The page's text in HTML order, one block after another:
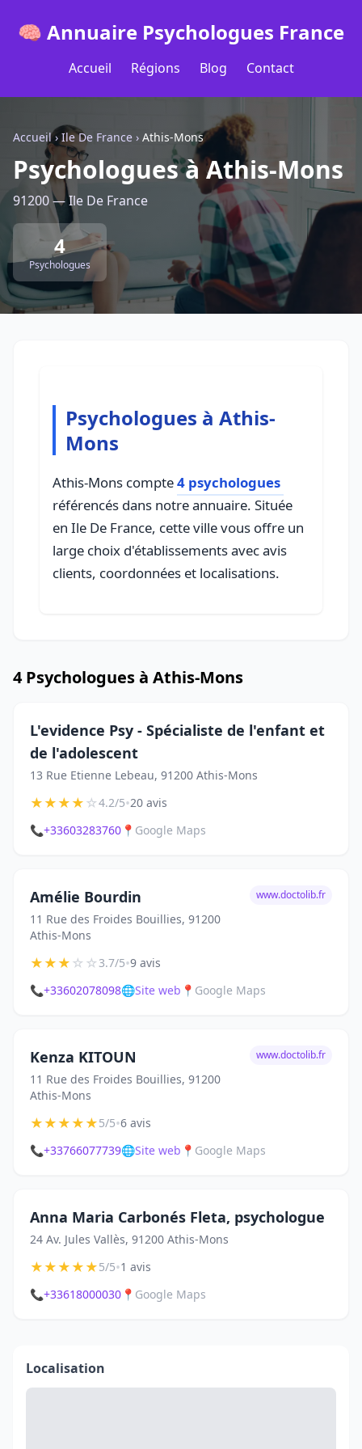
🧠 Annuaire Psychologues France
Accueil Régions Blog Contact
Accueil› Ile De France › Athis-Mons
Psychologues à Athis-Mons
91200 — Ile De France
4
Psychologues
Psychologues à Athis-
Mons
Athis-Mons compte4 psychologues
référencés dans notre annuaire. Située
en Ile De France, cette ville vous offre un
large choix d'établissements avec avis
clients, coordonnées et localisations.
4 Psychologues à Athis-Mons
L'evidence Psy - Spécialiste de l'enfant et
de l'adolescent
13 Rue Etienne Lebeau, 91200 Athis-Mons
★★★★☆4.2/5•20 avis
📞+33603283760 📍 Google Maps
Amélie Bourdin
11 Rue des Froides Bouillies, 91200
Athis-Mons
www.doctolib.fr
★★★☆☆3.7/5•9 avis
📞+33602078098🌐Site web 📍 Google Maps
Kenza KITOUN
11 Rue des Froides Bouillies, 91200
Athis-Mons
www.doctolib.fr
★★★★★5/5•6 avis
📞+33766077739🌐Site web 📍 Google Maps
Anna Maria Carbonés Fleta, psychologue
24 Av. Jules Vallès, 91200 Athis-Mons
★★★★★5/5•1 avis
📞+33618000030 📍 Google Maps
Localisation